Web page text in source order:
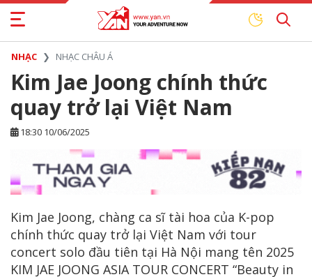
NHẠC NHẠC CHÂU Á
Kim Jae Joong chính thức
quay trở lại Việt Nam
18:30 10/06/2025
Kim Jae Joong, chàng ca sĩ tài hoa của K-pop
chính thức quay trở lại Việt Nam với tour
concert solo đầu tiên tại Hà Nội mang tên 2025
KIM JAE JOONG ASIA TOUR CONCERT “Beauty in